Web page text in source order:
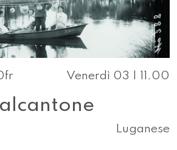
Venerdì 03 | 11.00
Luganese